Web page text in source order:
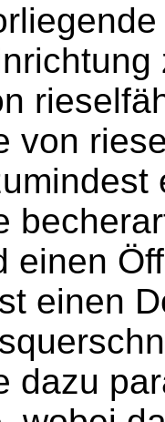
von
einen
einen
dazu